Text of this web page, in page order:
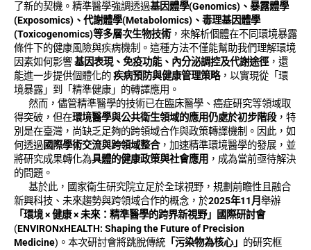
了新的契機。精準醫學強調透過基因體學(Genomics)、暴露體學
(Exposomics)、代謝體學(Metabolomics)、毒理基因體學
(Toxicogenomics)等多層次生物技術，來解析個體在不同環境暴露
條件下的健康風險與疾病機制。這種方法不僅能幫助我們理解環境
因素如何影響基因表現、免疫功能、內分泌調控及代謝途徑，還
能進一步提供個體化的疾病預防與健康管理策略，以實現從「環
境暴露」到「精準健康」的轉譯應用。
然而，儘管精準醫學的技術已在臨床醫學、癌症研究等領域取
得突破，但在環境醫學與公共衛生領域的應用仍處於初步階段，特
別是在臺灣，尚缺乏足夠的跨領域合作與政策轉譯機制。因此，如
何透過國際學術交流與跨領域整合，加速精準環境醫學的發展，並
將研究成果轉化為具體的健康政策與社會應用 ，成為當前亟待解決
的問題。
​ 基於此，國家衛生研究院立足於全球視野，規劃前瞻性且融合
新興科技、未來趨勢與跨領域合作的概念，於2025年11月舉辦
「環境× 健康 × 未來：精準醫學的跨界新視野」國際研討會
(ENVIRONxHEALTH: Shaping the Future of Precision
Medicine)。本次研討會將跳脫傳統 「污染物為核心」 的研究框